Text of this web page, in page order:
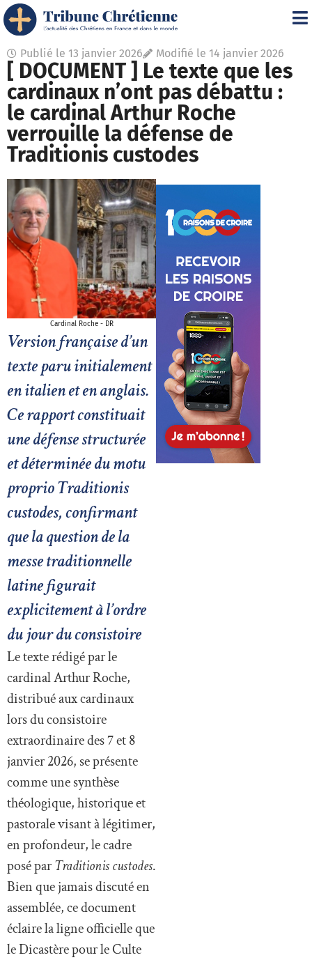
Publié le 13 janvier 2026 Modifié le 14 janvier 2026
[ DOCUMENT ] Le texte que les
cardinaux n’ont pas débattu :
le cardinal Arthur Roche
verrouille la défense de
Traditionis custodes
Cardinal Roche - DR
Version française d’un
texte paru initialement
en italien et en anglais.
Ce rapport constituait
une défense structurée
et déterminée du motu
proprio Traditionis
custodes, confirmant
que la question de la
messe traditionnelle
latine figurait
explicitement à l’ordre
du jour du consistoire
Le texte rédigé par le
cardinal Arthur Roche,
distribué aux cardinaux
lors du consistoire
extraordinaire des 7 et 8
janvier 2026, se présente
comme une synthèse
théologique, historique et
pastorale visant à légitimer,
en profondeur, le cadre
posé parTraditionis custodes.
Bien que jamais discuté en
assemblée, ce document
éclaire la ligne officielle que
le Dicastère pour le Culte